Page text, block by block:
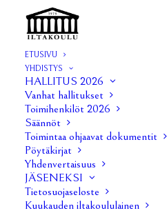
ETUSIVU
YHDISTYS
HALLITUS 2026
Vanhat hallitukset
Toimihenkilöt 2026
Säännöt
Toimintaa ohjaavat dokumentit
Pöytäkirjat
Yhdenvertaisuus
JÄSENEKSI
Tietosuojaseloste
Kuukauden iltakoululainen
Pöytäkirjat 2019
17 JOULUKUUN, 2018 | INPÖYTÄKIRJAT
Hallituksen kokous 1/2019
Hallituksen kokous 2/2019